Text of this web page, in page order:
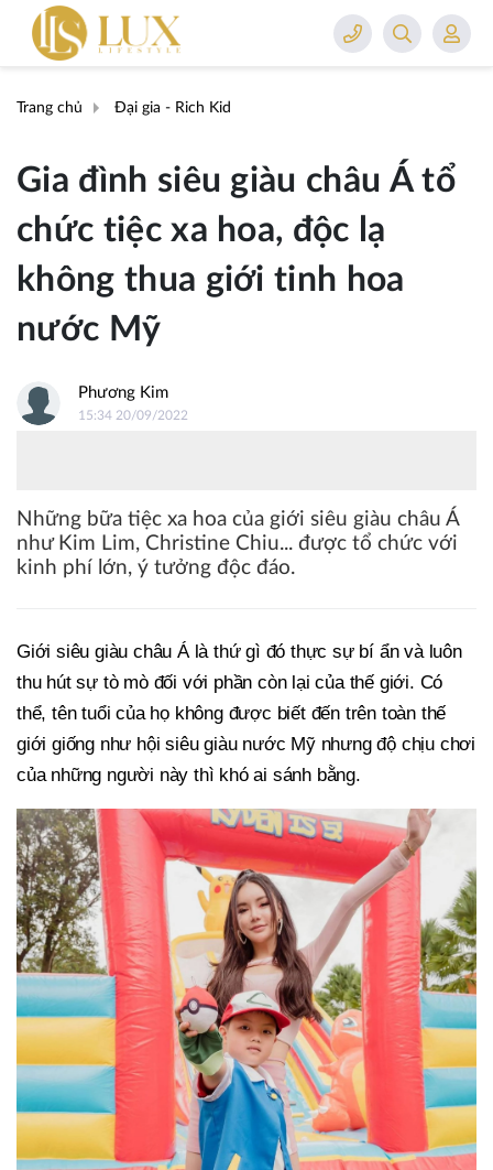
Trang chủ Đại gia - Rich Kid
Gia đình siêu giàu châu Á tổ
chức tiệc xa hoa, độc lạ
không thua giới tinh hoa
nước Mỹ
Phương Kim
15:34 20/09/2022
Những bữa tiệc xa hoa của giới siêu giàu châu Á
như Kim Lim, Christine Chiu... được tổ chức với
kinh phí lớn, ý tưởng độc đáo.
Giới siêu giàu châu Á là thứ gì đó thực sự bí ẩn và luôn
thu hút sự tò mò đối với phần còn lại của thế giới. Có
thể, tên tuổi của họ không được biết đến trên toàn thế
giới giống như hội siêu giàu nước Mỹ nhưng độ chịu chơi
của những người này thì khó ai sánh bằng.